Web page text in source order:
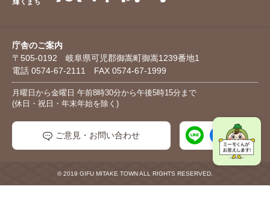
庁舎のご案内
〒505-0192 岐阜県可児郡御嵩町御嵩1239番地1
電話 0574-67-2111 FAX 0574-67-1999
月曜日から金曜日 午前8時30分から午後5時15分まで
(休日・祝日・年末年始を除く)
ご意見・お問い合わせ
© 2019 GIFU MITAKE TOWN ALL RIGHTS RESERVED.